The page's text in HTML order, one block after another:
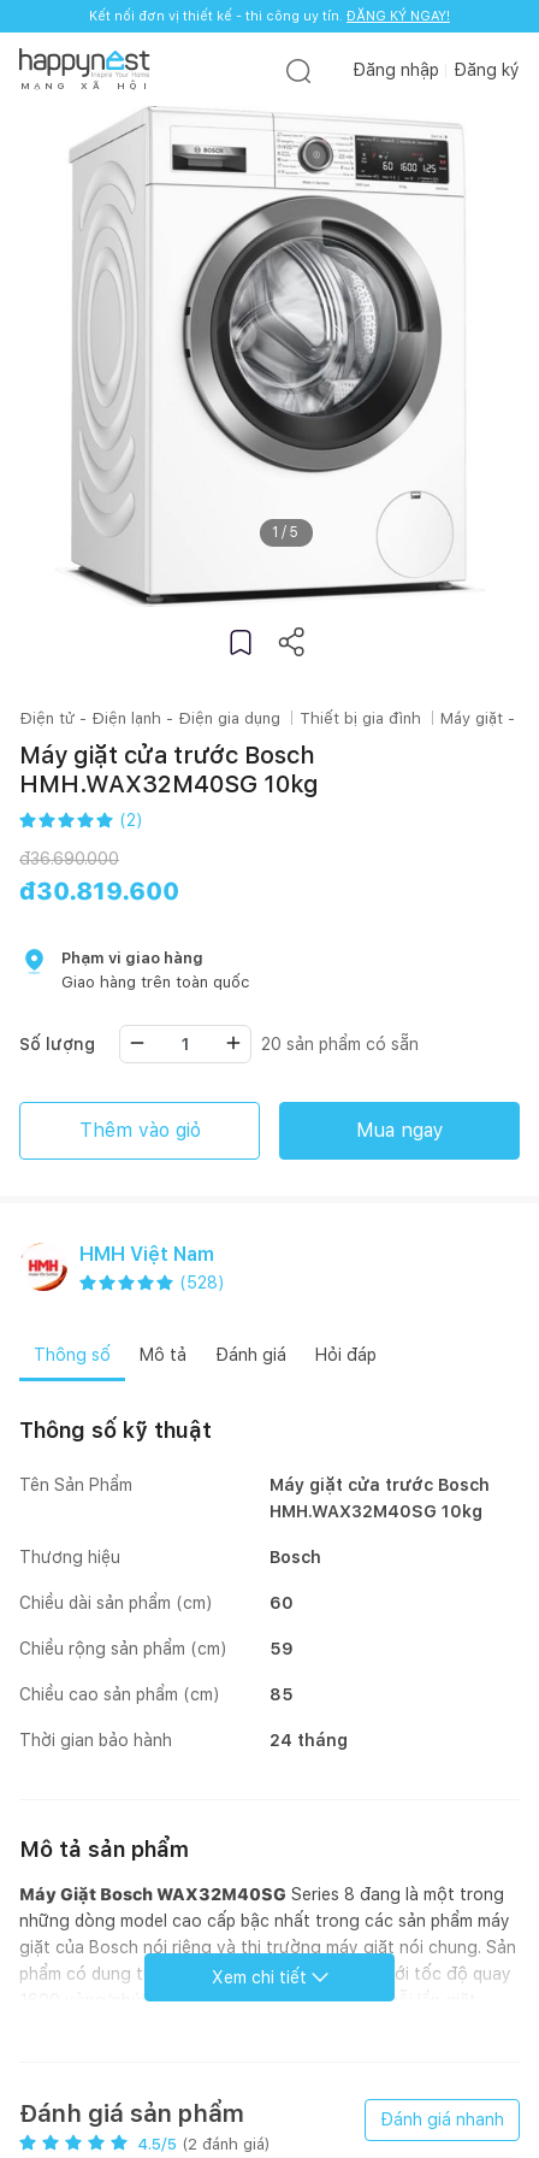
Kết nối đơn vị thiết kế - thi công uy tín. ĐĂNG KÝ NGAY!
M Ạ N G X Ã H Ộ I
Đăng nhập Đăng ký
1 / 5
Điện tử - Điện lạnh - Điện gia dụng Thiết bị gia đình Máy giặt -
Máy giặt cửa trước Bosch
HMH.WAX32M40SG 10kg
(2)
đ36.690.000
đ30.819.600
Phạm vi giao hàng
Giao hàng trên toàn quốc
Số lượng 20 sản phẩm có sẵn
Thêm vào giỏ Mua ngay
HMH Việt Nam
(528)
Thông số Mô tả Đánh giá Hỏi đáp
Thông số kỹ thuật
Tên Sản Phẩm
Máy giặt cửa trước Bosch
HMH.WAX32M40SG 10kg
Thương hiệu Bosch
Chiều dài sản phẩm (cm) 60
Chiều rộng sản phẩm (cm) 59
Chiều cao sản phẩm (cm) 85
Thời gian bảo hành 24 tháng
Mô tả sản phẩm
Máy Giặt Bosch WAX32M40SG Series 8 đang là một trong
những dòng model cao cấp bậc nhất trong các sản phẩm máy
giặt của Bosch nói riêng và thị trường máy giặt nói chung. Sản
phẩm có dung tích khoang chứa lên đến 10kg với tốc độ quay
1600 vòng/phút tạo hiệu quả sạch tối đa cho mỗi lần giặt.
Homeconnect thông minh và còn nhiều các tính năng vô cùng
tiện ích khác. Tất cả đều với một mong muốn, là mang lại cho
Xem chi tiết
Đánh giá sản phẩm
4.5/5 (2 đánh giá)
Đánh giá nhanh